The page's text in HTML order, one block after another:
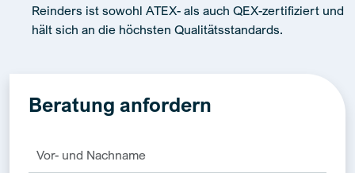
Reinders ist sowohl ATEX- als auch QEX-zertifiziert und
hält sich an die höchsten Qualitätsstandards.
Beratung anfordern